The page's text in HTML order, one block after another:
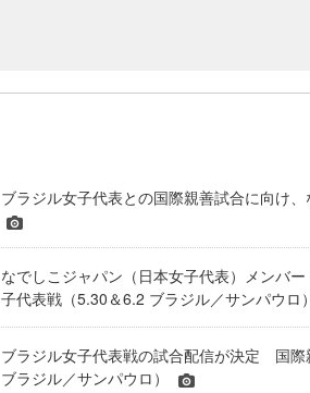
ブラジル女子代表との国際親善試合に向け
なでしこジャパン（日本女子代表）メンバ
子代表戦（5.30＆6.2 ブラジル／サンパウロ）
ブラジル女子代表戦の試合配信が決定 国
ブラジル／サンパウロ）